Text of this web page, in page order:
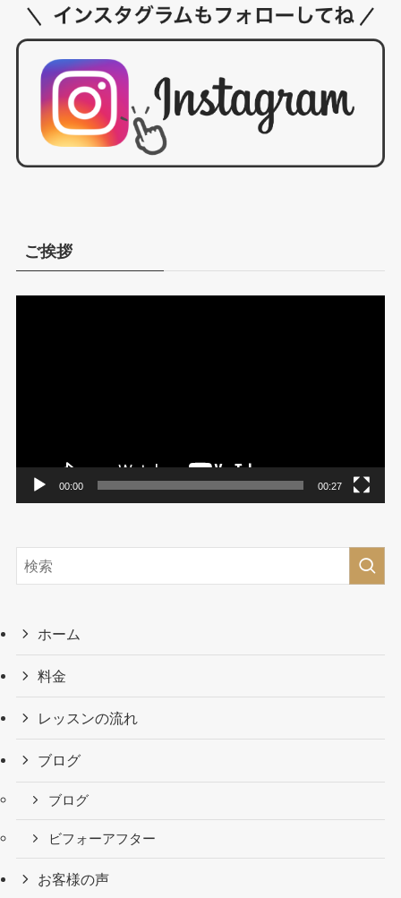
ご挨拶
00:00 00:27
ホーム
料金
レッスンの流れ
ブログ
ブログ
ビフォーアフター
お客様の声